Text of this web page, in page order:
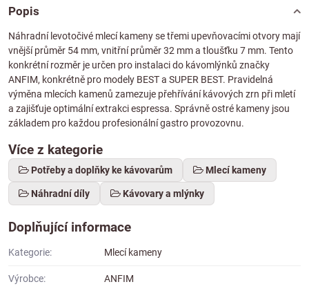
Popis
Náhradní levotočivé mlecí kameny se třemi upevňovacími otvory mají
vnější průměr 54 mm, vnitřní průměr 32 mm a tloušťku 7 mm. Tento
konkrétní rozměr je určen pro instalaci do kávomlýnků značky
ANFIM, konkrétně pro modely BEST a SUPER BEST. Pravidelná
výměna mlecích kamenů zamezuje přehřívání kávových zrn při mletí
a zajišťuje optimální extrakci espressa. Správně ostré kameny jsou
základem pro každou profesionální gastro provozovnu.
Více z kategorie
Potřeby a doplňky ke kávovarům Mlecí kameny
Náhradní díly Kávovary a mlýnky
Doplňující informace
Kategorie: Mlecí kameny
Výrobce: ANFIM